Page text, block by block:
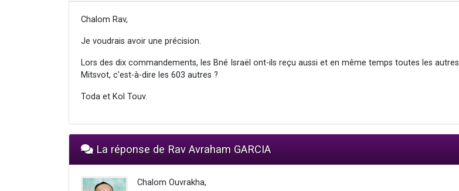
Chalom Rav,
Je voudrais avoir une précision.
Lors des dix commandements, les Bné Israël ont-ils reçu aussi et en même temps toutes les autres
Mitsvot, c'est-à-dire les 603 autres ?
Toda et Kol Touv.
La réponse de Rav Avraham GARCIA
Chalom Ouvrakha,